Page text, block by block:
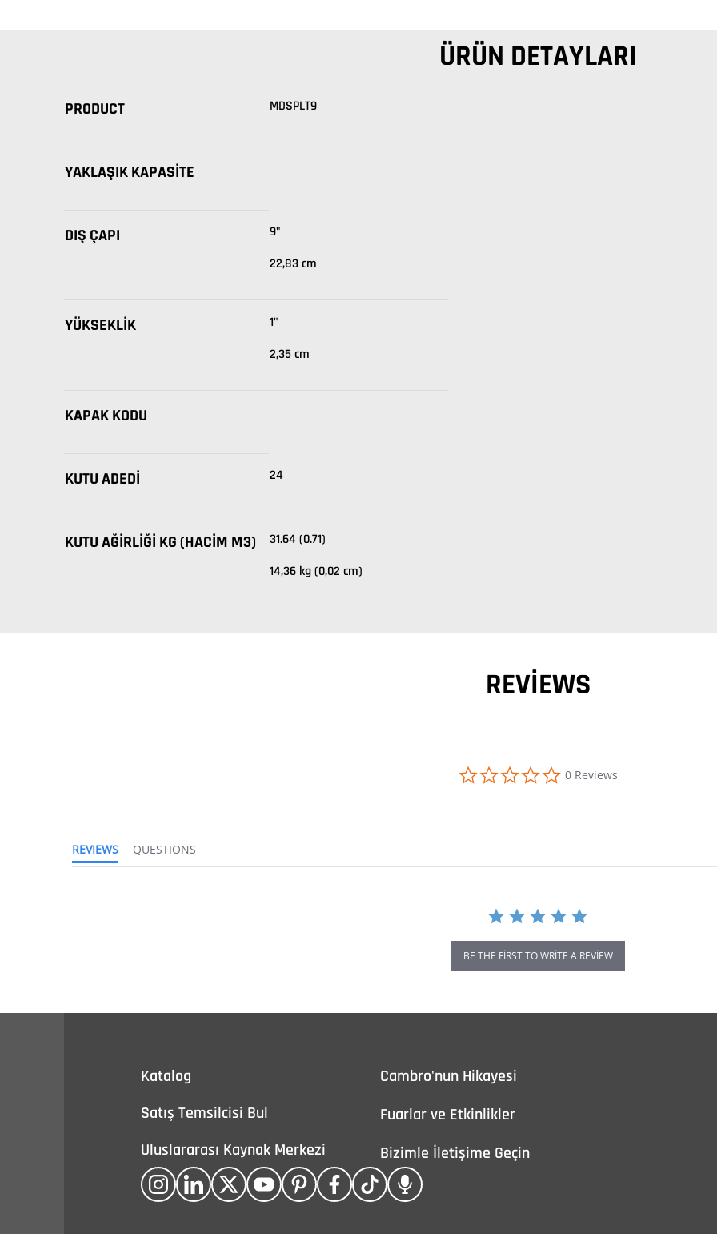
ÜRÜN DETAYLARI
PRODUCT MDSPLT9
YAKLAŞIK KAPASITE
DIŞ ÇAPI
9"
22,83 cm
YÜKSEKLIK
1"
2,35 cm
KAPAK KODU
KUTU ADEDI 24
KUTU AĞIRLIĞI KG (HACIM M3)
31.64 (0.71)
14,36 kg (0,02 cm)
REVIEWS
0.0 star rating
0 Reviews
REVIEWS
QUESTIONS
BE THE FIRST TO WRITE A REVIEW
Katalog
Satış Temsilcisi Bul
Uluslararası Kaynak Merkezi
Cambro'nun Hikayesi
Fuarlar ve Etkinlikler
Bizimle İletişime Geçin